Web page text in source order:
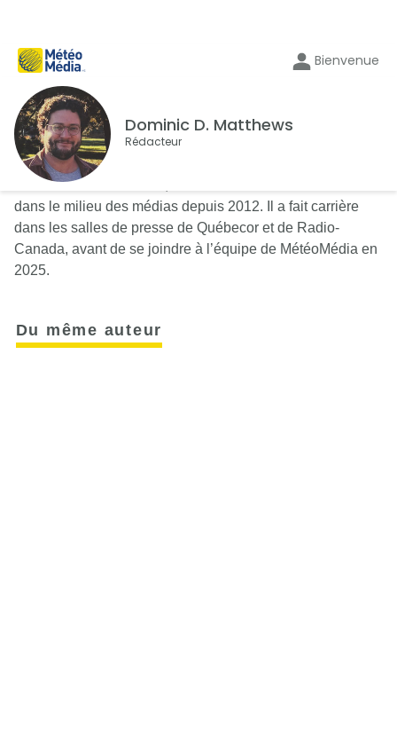
Bienvenue
Dominic D. Matthews
Rédacteur
Journaliste de formation, Dominic D. Matthews œuvre
dans le milieu des médias depuis 2012. Il a fait carrière
dans les salles de presse de Québecor et de Radio-
Canada, avant de se joindre à l’équipe de MétéoMédia en
2025.
Du même auteur